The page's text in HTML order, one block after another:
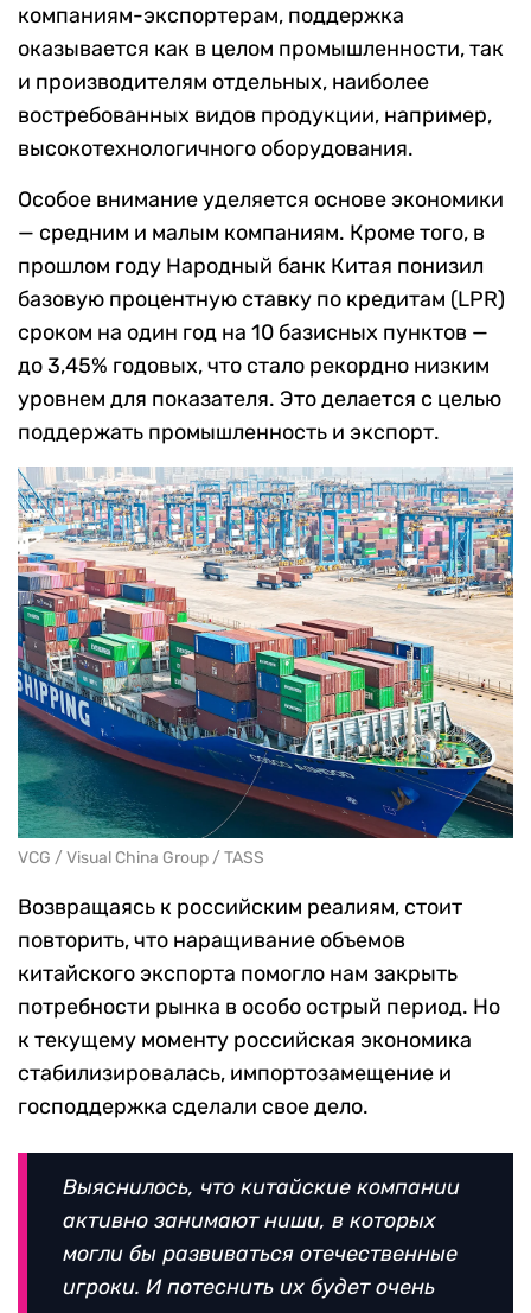
компаниям-экспортерам, поддержка
оказывается как в целом промышленности, так
и производителям отдельных, наиболее
востребованных видов продукции, например,
высокотехнологичного оборудования.
Особое внимание уделяется основе экономики
— средним и малым компаниям. Кроме того, в
прошлом году Народный банк Китая понизил
базовую процентную ставку по кредитам (LPR)
сроком на один год на 10 базисных пунктов —
до 3,45% годовых, что стало рекордно низким
уровнем для показателя. Это делается с целью
поддержать промышленность и экспорт.
VCG / Visual China Group / TASS
Возвращаясь к российским реалиям, стоит
повторить, что наращивание объемов
китайского экспорта помогло нам закрыть
потребности рынка в особо острый период. Но
к текущему моменту российская экономика
стабилизировалась, импортозамещение и
господдержка сделали свое дело.
Выяснилось, что китайские компании
активно занимают ниши, в которых
могли бы развиваться отечественные
игроки. И потеснить их будет очень